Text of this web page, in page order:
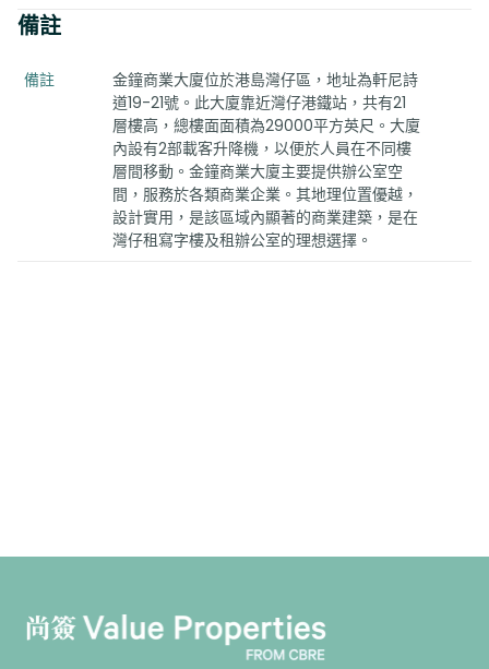
備註
備註
金鐘商業大廈位於港島灣仔區，地址為軒尼詩
道19-21號。此大廈靠近灣仔港鐵站，共有21
層樓高，總樓面面積為29000平方英尺。大廈
內設有2部載客升降機，以便於人員在不同樓
層間移動。金鐘商業大廈主要提供辦公室空
間，服務於各類商業企業。其地理位置優越，
設計實用，是該區域內顯著的商業建築，是在
灣仔租寫字樓及租辦公室的理想選擇。